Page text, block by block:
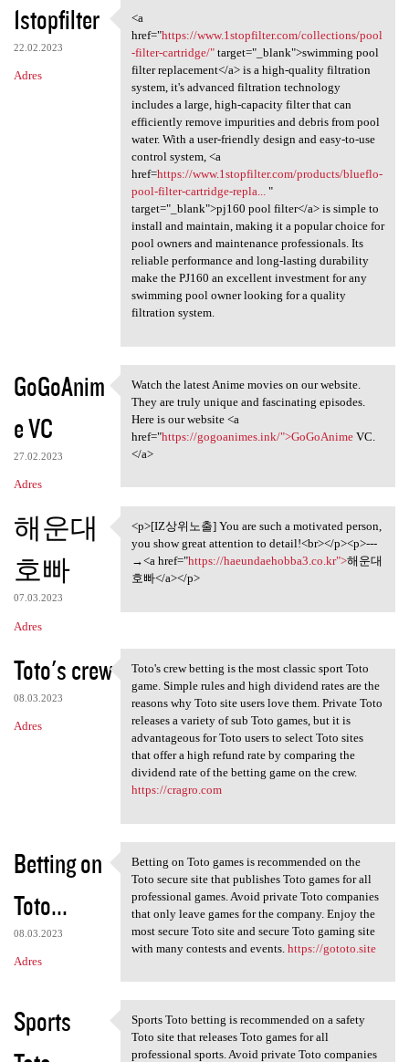
1stopfilter
22.02.2023
Adres
<a href="https://www
<a
href="https://www.1stopfilter.com/collections/pool
-filter-cartridge/"target="_blank">swimming pool
filter replacement</a> is a high-quality filtration
system, it's advanced filtration technology
includes a large, high-capacity filter that can
efficiently remove impurities and debris from pool
water. With a user-friendly design and easy-to-use
control system, <a
href=https://www.1stopfilter.com/products/blueflo-
pool-filter-cartridge-repla...
"
target="_blank">pj160 pool filter</a> is simple to
install and maintain, making it a popular choice for
pool owners and maintenance professionals. Its
reliable performance and long-lasting durability
make the PJ160 an excellent investment for any
swimming pool owner looking for a quality
filtration system.
GoGoAnim
e VC
27.02.2023
Adres
Watch the latest Anime movies
Watch the latest Anime movies on our website.
They are truly unique and fascinating episodes.
Here is our website <a
href="https://gogoanimes.ink/">GoGoAnimeVC.
</a>
해운대
호빠
07.03.2023
Adres
<p>[IZ상위노출] You are such a
<p>[IZ상위노출] You are such a motivated person,
you show great attention to detail!<br></p><p>---
→<a href="https://haeundaehobba3.co.kr">해운대
호빠</a></p>
Toto's crew
08.03.2023
Adres
Toto's crew betting is the
Toto's crew betting is the most classic sport Toto
game. Simple rules and high dividend rates are the
reasons why Toto site users love them. Private Toto
releases a variety of sub Toto games, but it is
advantageous for Toto users to select Toto sites
that offer a high refund rate by comparing the
dividend rate of the betting game on the crew.
https://cragro.com
Betting on
Toto...
08.03.2023
Adres
Betting on Toto games is
Betting on Toto games is recommended on the
Toto secure site that publishes Toto games for all
professional games. Avoid private Toto companies
that only leave games for the company. Enjoy the
most secure Toto site and secure Toto gaming site
with many contests and events. https://gototo.site
Sports
Sports Toto betting is
Sports Toto betting is recommended on a safety
Toto site that releases Toto games for all
professional sports. Avoid private Toto companies